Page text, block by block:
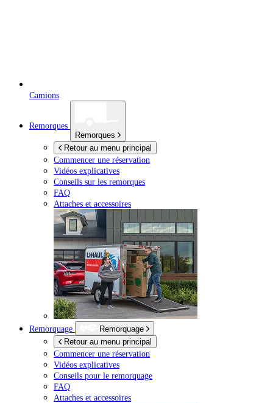
Camions
Remorques
Remorques
Retour au menu principal
Commencer une réservation
Vidéos explicatives
Conseils sur les remorques
FAQ
Attaches et accessoires
Remorquage
Remorquage
Retour au menu principal
Commencer une réservation
Vidéos explicatives
Conseils pour le remorquage
FAQ
Attaches et accessoires